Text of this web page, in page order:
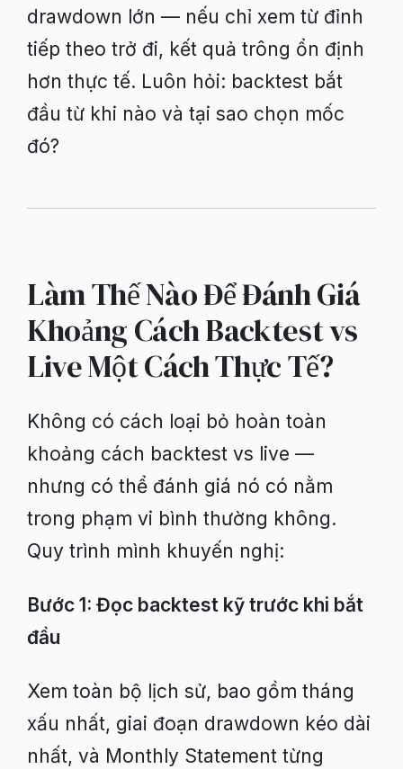
drawdown lớn — nếu chỉ xem từ đỉnh
tiếp theo trở đi, kết quả trông ổn định
hơn thực tế. Luôn hỏi: backtest bắt
đầu từ khi nào và tại sao chọn mốc
đó?
Làm Thế Nào Để Đánh Giá
Khoảng Cách Backtest vs
Live Một Cách Thực Tế?
Không có cách loại bỏ hoàn toàn
khoảng cách backtest vs live —
nhưng có thể đánh giá nó có nằm
trong phạm vi bình thường không.
Quy trình mình khuyến nghị:
Bước 1: Đọc backtest kỹ trước khi bắt
đầu
Xem toàn bộ lịch sử, bao gồm tháng
xấu nhất, giai đoạn drawdown kéo dài
nhất, và Monthly Statement từng